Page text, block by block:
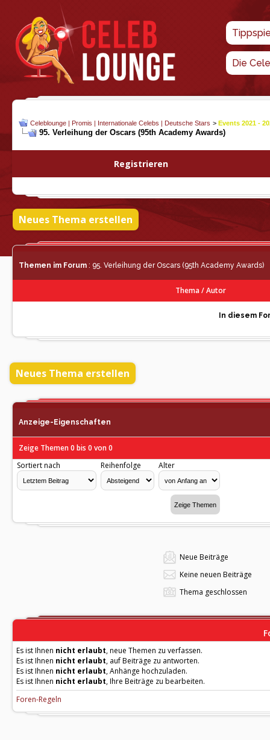
Die
Celeblounge | Promis | Internationale Celebs | Deutsche Stars > Events 2021 -
95. Verleihung der Oscars (95th Academy Awards)
Registrieren
Neues Thema erstellen
Themen im Forum : 95. Verleihung der Oscars (95th Academy Awards)
Thema/Autor
In diesem
Neues Thema erstellen
Anzeige-Eigenschaften
Zeige Themen 0 bis 0 von 0
Sortiert nach
Reihenfolge Alter
Neue Beiträge
Keine neuen Beiträge
Thema geschlossen
Es ist Ihnen nicht erlaubt, neue Themen zu verfassen.
Es ist Ihnen nicht erlaubt, auf Beiträge zu antworten.
Es ist Ihnen nicht erlaubt, Anhänge hochzuladen.
Es ist Ihnen nicht erlaubt, Ihre Beiträge zu bearbeiten.
Foren-Regeln